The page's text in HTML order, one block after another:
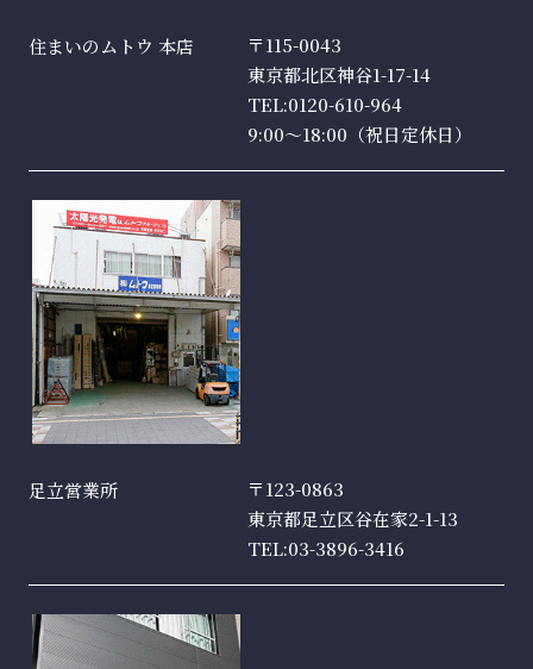
住まいのムトウ 本店
〒115-0043
東京都北区神谷1-17-14
TEL:0120-610-964
9:00〜18:00（祝日定休日）
足立営業所
〒123-0863
東京都足立区谷在家2-1-13
TEL:03-3896-3416